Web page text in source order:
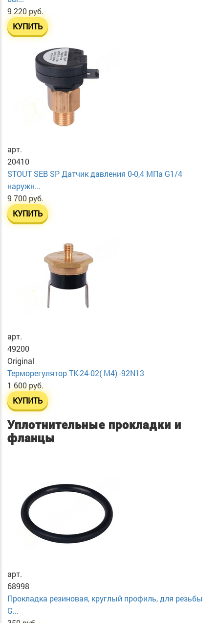
9 220 руб.
КУПИТЬ
арт.
20410
STOUT SEB SP Датчик давления 0-0,4 МПа G1/4
наружн...
9 700 руб.
КУПИТЬ
арт.
49200
Original
Терморегулятор ТК-24-02( М4) -92N13
1 600 руб.
КУПИТЬ
Уплотнительные прокладки и
фланцы
арт.
68998
Прокладка резиновая, круглый профиль, для резьбы
G...